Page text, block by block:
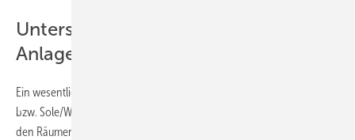
Unterschiede zu hydraulischen
Anlagen
Ein wesentlicher Unterschied zwischen Luft/Luft- und Luft/Wasser-
bzw. Sole/Wasser-Wärmepumpensystemen ist die Wärmeübergabe in
den Räumen. Bei Luft/Luft-Wärmepumpensystemen erfolgt die